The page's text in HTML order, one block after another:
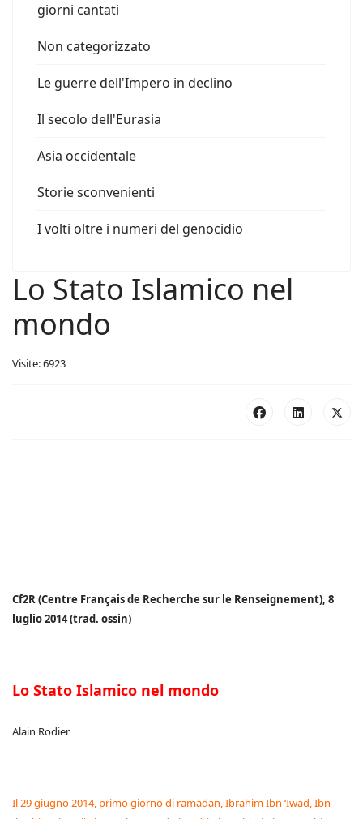
giorni cantati
Non categorizzato
Le guerre dell'Impero in declino
Il secolo dell'Eurasia
Asia occidentale
Storie sconvenienti
I volti oltre i numeri del genocidio
Lo Stato Islamico nel
mondo
Visite: 6923
Cf2R (Centre Français de Recherche sur le Renseignement), 8
luglio 2014 (trad. ossin)
Lo Stato Islamico nel mondo
Alain Rodier
Il 29 giugno 2014, primo giorno di ramadan, Ibrahim Ibn ‘Iwad, Ibn